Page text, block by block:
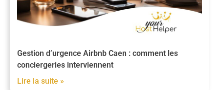
Gestion d’urgence Airbnb Caen : comment les
conciergeries interviennent
Lire la suite »